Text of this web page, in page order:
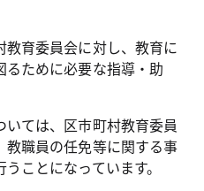
育委員会に対し、教育に
ために必要な指導・助
ては、区市町村教育委員
職員の任免等に関する事
ことになっています。